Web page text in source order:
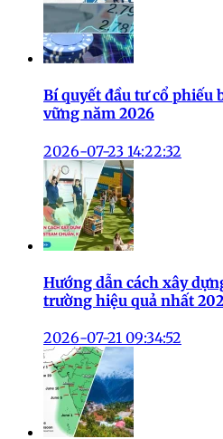
Bí quyết đầu tư cổ phiếu
vững năm 2026
2026-07-23 14:22:32
Hướng dẫn cách xây
trường hiệu quả nhất
2026-07-21 09:34:52